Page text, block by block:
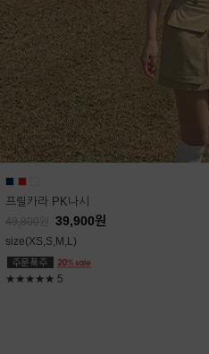
프릴카라 PK나시
49,800 39,900원
size(XS,S,M,L)
★★★★★ 5